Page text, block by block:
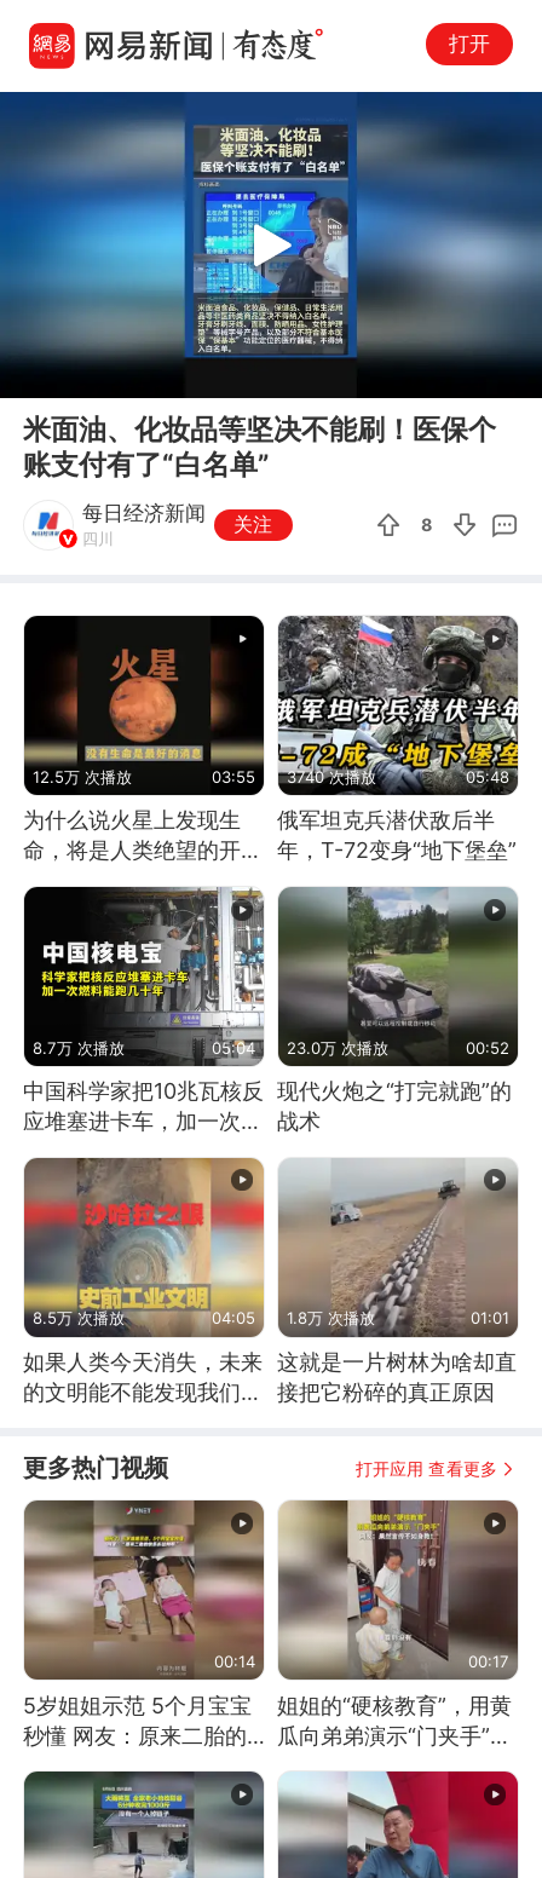
打开
Play
米面油、化妆品等坚决不能刷！医保个
账支付有了“白名单”
每日经济新闻
四川
关注 8
12.5万 次播放 03:55
为什么说火星上发现生
命，将是人类绝望的开
始？
3740 次播放 05:48
俄军坦克兵潜伏敌后半
年，T-72变身“地下堡垒”
8.7万 次播放 05:04
中国科学家把10兆瓦核反
应堆塞进卡车，加一次燃
23.0万 次播放 00:52
现代火炮之“打完就跑”的
战术
8.5万 次播放 04:05
如果人类今天消失，未来
的文明能不能发现我们存
1.8万 次播放 01:01
这就是一片树林为啥却直
接把它粉碎的真正原因
更多热门视频 打开应用 查看更多
00:14
5岁姐姐示范 5个月宝宝
秒懂 网友：原来二胎的
快乐长这样
00:17
姐姐的“硬核教育”，用黄
瓜向弟弟演示“门夹手”，
网友：果然言传不如身
教！